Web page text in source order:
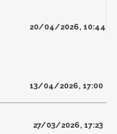
20/04/2026, 10:44
13/04/2026, 17:00
27/03/2026, 17:23